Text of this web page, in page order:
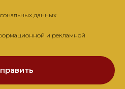
данных
и рекламной